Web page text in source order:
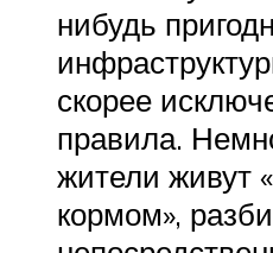
нибудь
скорее
правила.
жители живут
кормом»,